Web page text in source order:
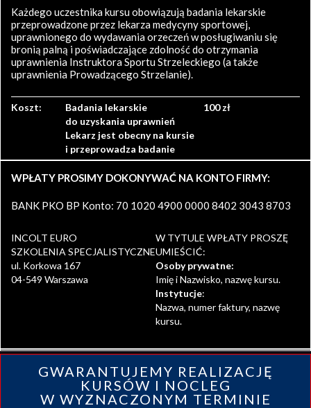
Każdego uczestnika kursu obowiązują badania lekarskie
przeprowadzone przez lekarza medycyny sportowej,
uprawnionego do wydawania orzeczeń w posługiwaniu się
bronią palną i poświadczające zdolność do otrzymania
uprawnienia Instruktora Sportu Strzeleckiego (a także
uprawnienia Prowadzącego Strzelanie).
Koszt:
Badania lekarskie
do uzyskania uprawnień
Lekarz jest obecny na kursie
i przeprowadza badanie
100 zł
WPŁATY PROSIMY DOKONYWAĆ NA KONTO FIRMY:
BANK PKO BP Konto: 70 1020 4900 0000 8402 3043 8703
INCOLT EURO
SZKOLENIA SPECJALISTYCZNE
ul. Korkowa 167
04-549 Warszawa
W TYTULE WPŁATY PROSZĘ
UMIEŚCIĆ:
Osoby prywatne:
Imię i Nazwisko, nazwę kursu.
Instytucje:
Nazwa, numer faktury, nazwę
kursu.
GWARANTUJEMY REALIZACJĘ
KURSÓW I NOCLEG
W WYZNACZONYM TERMINIE